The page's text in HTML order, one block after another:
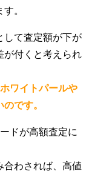
。
して査定額が下が
が付くと考えられ
ワイトパールや
です。
ドが高額査定に
合わされば、高値